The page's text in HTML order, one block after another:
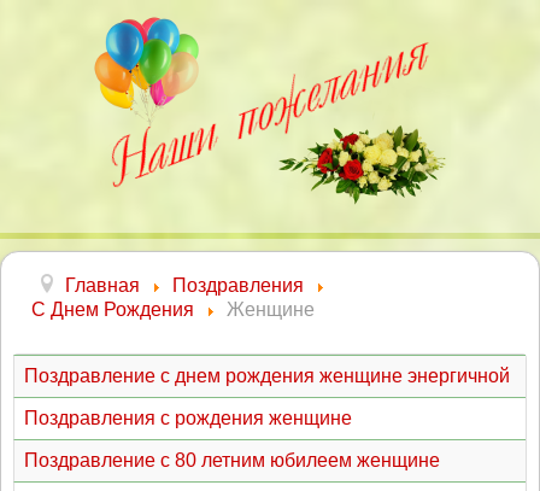
Главная
Поздравления
С Днем Рождения
Женщине
Поздравление с днем рождения женщине энергичной
Поздравления с рождения женщине
Поздравление с 80 летним юбилеем женщине